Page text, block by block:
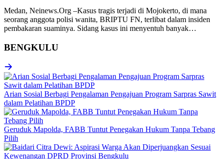
Medan, Neinews.Org –Kasus tragis terjadi di Mojokerto, di mana
seorang anggota polisi wanita, BRIPTU FN, terlibat dalam insiden
pembakaran suaminya. Sidang kasus ini menyentuh banyak…
BENGKULU
Arian Sosial Berbagi Pengalaman Pengajuan Program Sarpras Sawit
dalam Pelatihan BPDP
Geruduk Mapolda, FABB Tuntut Penegakan Hukum Tanpa Tebang
Pilih